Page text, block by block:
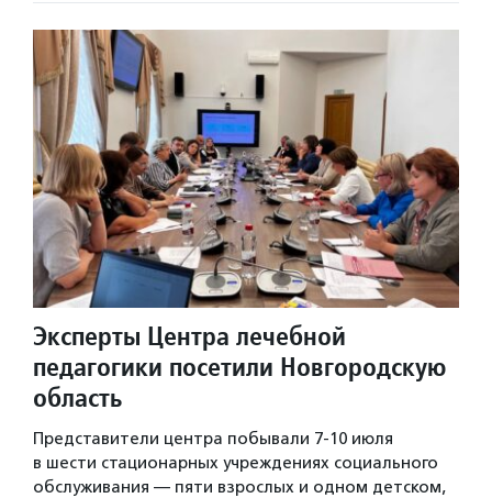
Эксперты Центра лечебной
педагогики посетили Новгородскую
область
Представители центра побывали 7-10 июля
в шести стационарных учреждениях социального
обслуживания — пяти взрослых и одном детском,